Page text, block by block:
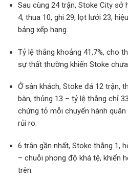
Sau cùng 24 trận, Stoke City sở
4, thua 10, ghi 29, lọt lưới 23,
bảng xếp hạng.
Tỷ lệ thắng khoảng 41,7%, cho
sự thất thường khiến Stoke
Ở sân khách, Stoke đá 12 trận,
bàn, thủng 13 – tỷ lệ thắng chỉ
chứng tỏ mỗi chuyến hành
rủi ro.
6 trận gần nhất, Stoke thắng 1,
– chuỗi phong độ khá tệ, khiến
trên.